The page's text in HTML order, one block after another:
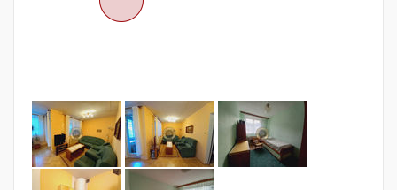
Uložiť vyhľadávanie
Zatvoriť vyhľadávanie